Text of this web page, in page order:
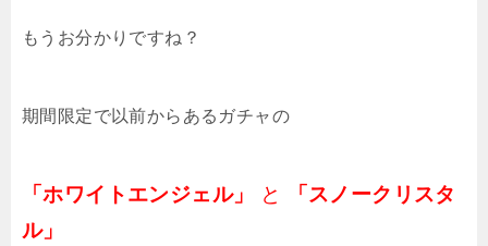
もうお分かりですね？
期間限定で以前からあるガチャの
「ホワイトエンジェル」 と
「スノークリスタ
ル」